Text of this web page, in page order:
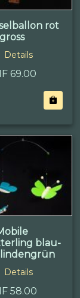
rot
gross
Details
69.00
blau-
Details
58.00